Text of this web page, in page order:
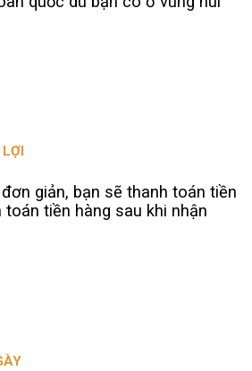
giản, bạn sẽ thanh toán tiền
tiền hàng sau khi nhận